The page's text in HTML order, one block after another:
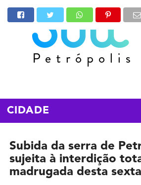
CIDADE
Subida da serra de
sujeita à interdição
madrugada desta sexta